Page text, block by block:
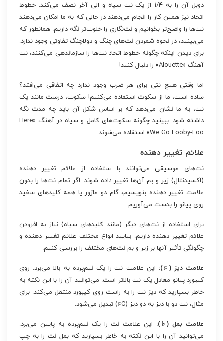
دوبل آن را به ۱/۴ از یک نت سیاه و الی آخر نصف می‌کند. خطوط
اتحاد نیز همین کار را انجام می‌دهند در حالی که به ما امکان می‌دهند
نت‌ها را واضح‌تر بخوانیم و نت‌نگاری را خلوت‌تر نگه داریم. همانطور که
می‌بینید، در نحوه شمردن نت‌های چنگ و دولاچنگ تفاوتی وجود ندارد.
برای دیدن اینکه چگونه خطوط اتحاد نت‌ها را سازماندهی می‌کنند، نت
آهنگ «Alouette» را دنبال کنید!
اما وقتی هیچ نتی برای هر ضرب وجود ندارد چه اتفاقی می‌افتد؟
ساده است، ما از سکوت استفاده می‌کنیم! سکوت، درست مانند یک
نت، به ما نشان می‌دهد که بر اساس شکل آن باید چه مدت نگه
داشته شود. ببینید چگونه سکوت‌های کامل و سیاه در آهنگ «Here
We Go Looby-Loo» استفاده می‌شوند.
علائم تغییر دهنده
نت‌های موسیقی می‌توانند با استفاده از علائم تغییر دهنده
(اکسیدنتال) زیر و بم آن‌ها تغییر داده شوند. اگر تمام نت‌ها را بدون
علامت تغییر دهنده بنویسیم، گام دو ماژور یا همه کلیدهای سفید
روی پیانو را بدست می‌آوریم.
برای استفاده از نت‌های دیگر (مانند کلیدهای سیاه) نیاز به افزودن
علائم تغییر دهنده داریم. بیایید انواع مختلف علائم تغییر دهنده و
چگونگی تأثیر آنها بر زیر و بم نت‌های مختلف را بررسی کنیم.
علامت دیز (♯): این علامت نت را یک نیم‌پرده به بالا می‌برد. روی
کیبورد پیانو معادل یک نت بالاتر است. می‌توانید آن را با این نکته به
خاطر بسپارید که دیز نت را به راست روی کیبورد منتقل می‌کند. برای
مثال، نت دو با دیز به دو دیز (C♯) تبدیل می‌شود.
علامت بمل (♭): این علامت نت را یک نیم‌پرده به پایین می‌برد.
می‌توانید آن را با این نکته به خاطر بسپارید که بمل نت را به چپ